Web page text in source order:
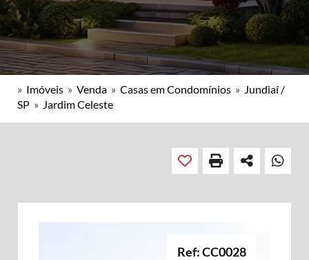
» Imóveis » Venda » Casas em Condomínios » Jundiaí /
SP » Jardim Celeste
Ref: CC0028